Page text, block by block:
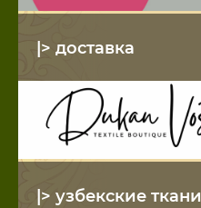
|> доставка
|> узбекские ткани